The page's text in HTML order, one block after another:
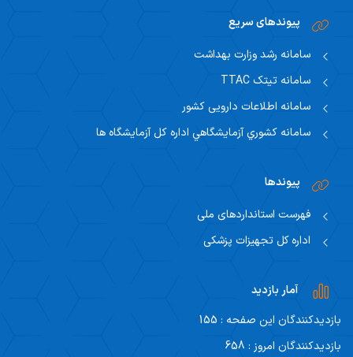
پیوند‌های سریع
سامانه رشد وزارت بهداشت
سامانه تیتک TTAC
سامانه اطلاعات دارویی کشور
سامانه كشوري آزمايشگاهي اداره كل آزمايشگاه ها
پیوندها
فهرست استانداردهای ملی
اداره کل تجهیزات پزشکی
آمار بازدید
بازدیدکنندگان این صفحه : 155
بازدیدکنندگان امروز : 658